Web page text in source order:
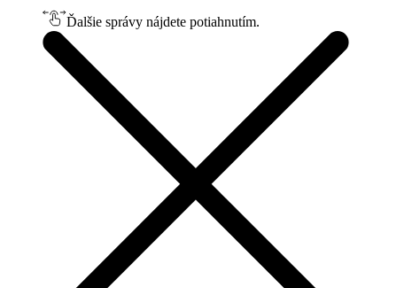
Ďalšie správy nájdete potiahnutím.